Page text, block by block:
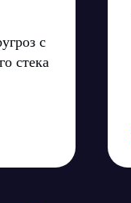
с
стека
Партнеры